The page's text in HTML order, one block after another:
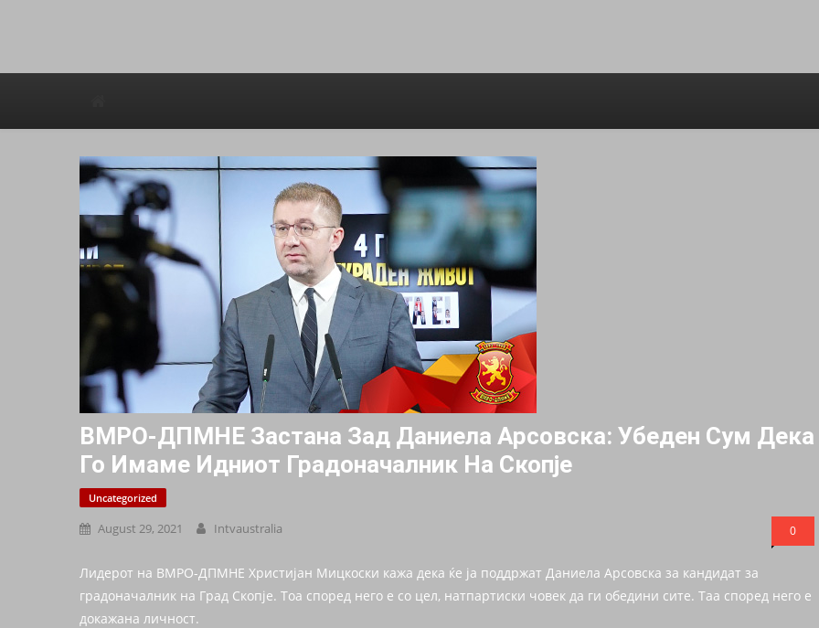
ВМРО-ДПМНЕ Застана Зад Даниела Арсовска: Убеден Сум Дека
Го Имаме Идниот Градоначалник На Скопје
Uncategorized
August 29, 2021 Intvaustralia 0
Лидерот на ВМРО-ДПМНЕ Христијан Мицкоски кажа дека ќе ја поддржат Даниела Арсовска за кандидат за
градоначалник на Град Скопје. Тоа според него е со цел, натпартиски човек да ги обедини сите. Таа според него е
докажана личност.